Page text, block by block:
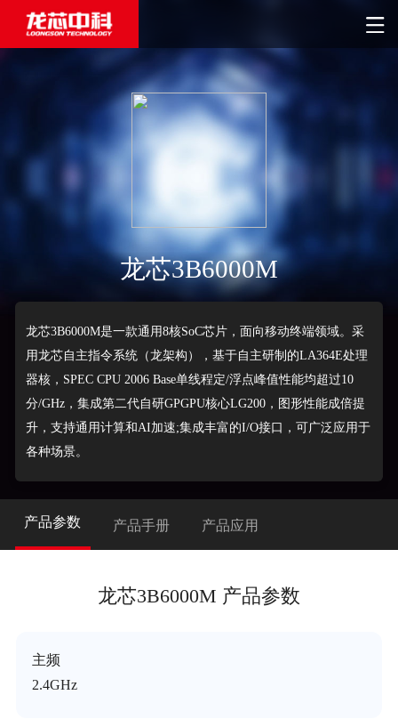
龙芯3B6000M
龙芯3B6000M是一款通用8核SoC芯片，面向移动终端领域。采
用龙芯自主指令系统（龙架构），基于自主研制的LA364E处理
器核，SPEC CPU 2006 Base单线程定/浮点峰值性能均超过10
分/GHz，集成第二代自研GPGPU核心LG200，图形性能成倍提
升，支持通用计算和AI加速;集成丰富的I/O接口，可广泛应用于
各种场景。
产品参数 产品手册 产品应用
龙芯3B6000M 产品参数
主频
2.4GHz